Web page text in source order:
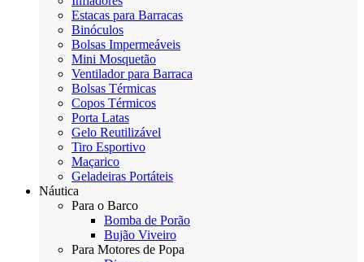
Estacas para Barracas
Binóculos
Bolsas Impermeáveis
Mini Mosquetão
Ventilador para Barraca
Bolsas Térmicas
Copos Térmicos
Porta Latas
Gelo Reutilizável
Tiro Esportivo
Maçarico
Geladeiras Portáteis
Náutica
Para o Barco
Bomba de Porão
Bujão Viveiro
Para Motores de Popa